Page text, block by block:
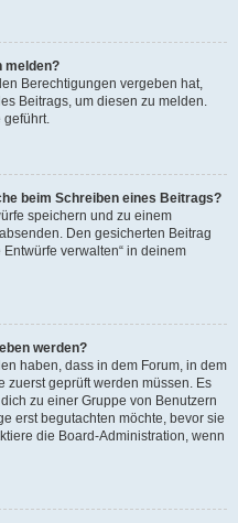
melden?
Berechtigungen vergeben hat,
Beitrags, um diesen zu melden.
geführt.
beim Schreiben eines Beitrags?
speichern und zu einem
Den gesicherten Beitrag
verwalten“ in deinem
werden?
haben, dass in dem Forum, in dem
zuerst geprüft werden müssen. Es
zu einer Gruppe von Benutzern
erst begutachten möchte, bevor sie
die Board-Administration, wenn